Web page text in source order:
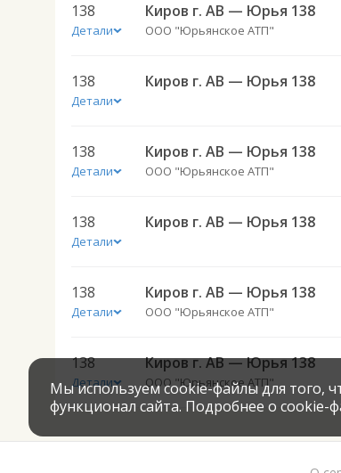
138
Детали
Киров г. АВ — Юрья 138
ООО "Юрьянское АТП"
138
Детали
Киров г. АВ — Юрья 138
138
Детали
Киров г. АВ — Юрья 138
ООО "Юрьянское АТП"
138
Детали
Киров г. АВ — Юрья 138
138
Детали
Киров г. АВ — Юрья 138
ООО "Юрьянское АТП"
138
Детали
Киров г. АВ — Юрья 138
ООО "Юрьянское АТП"
Мы используем cookie-файлы для того,
функционал сайта. Подробнее о cookie-